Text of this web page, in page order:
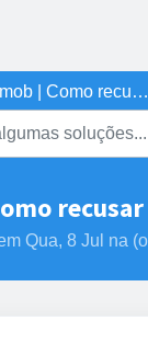
principal
Imob | Como recusar o Leads?
recusar
Qua, 8 Jul na